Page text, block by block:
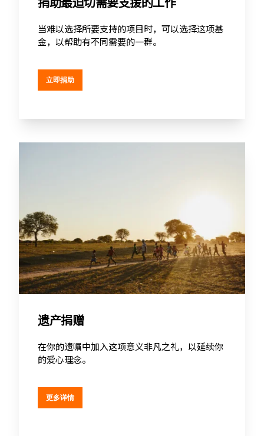
当难以选择所要支持的项目时，可以选择这项基
金，以帮助有不同需要的一群。
立即捐助
遗产捐赠
在你的遗嘱中加入这项意义非凡之礼，以延续你
的爱心理念。
更多详情